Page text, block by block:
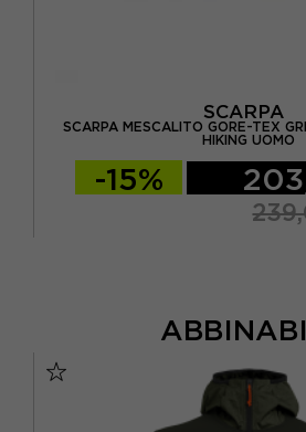
SCARPA
SCARPA MESCALITO GORE-TEX
HIKING UOMO
-15%